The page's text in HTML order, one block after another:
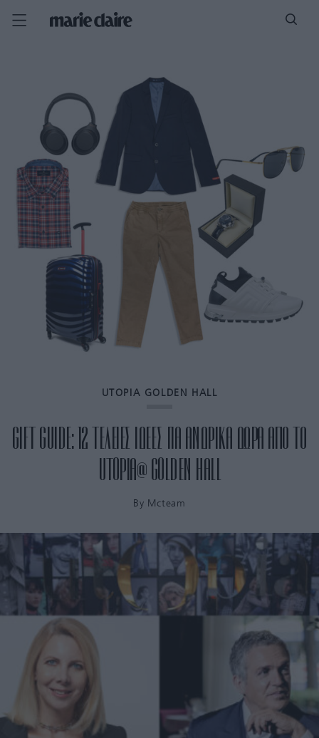
UTOPIA GOLDEN HALL
GIFT GUIDE: 12 ΤΕΛΕΙΕΣ ΙΔΕΕΣ ΓΙΑ ΑΝΔΡΙΚΑ ΔΩΡΑ ΑΠΟ ΤΟ
UTOPIA@ GOLDEN HALL
By Mcteam